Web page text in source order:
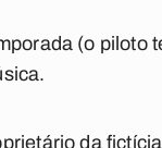
(o piloto
da